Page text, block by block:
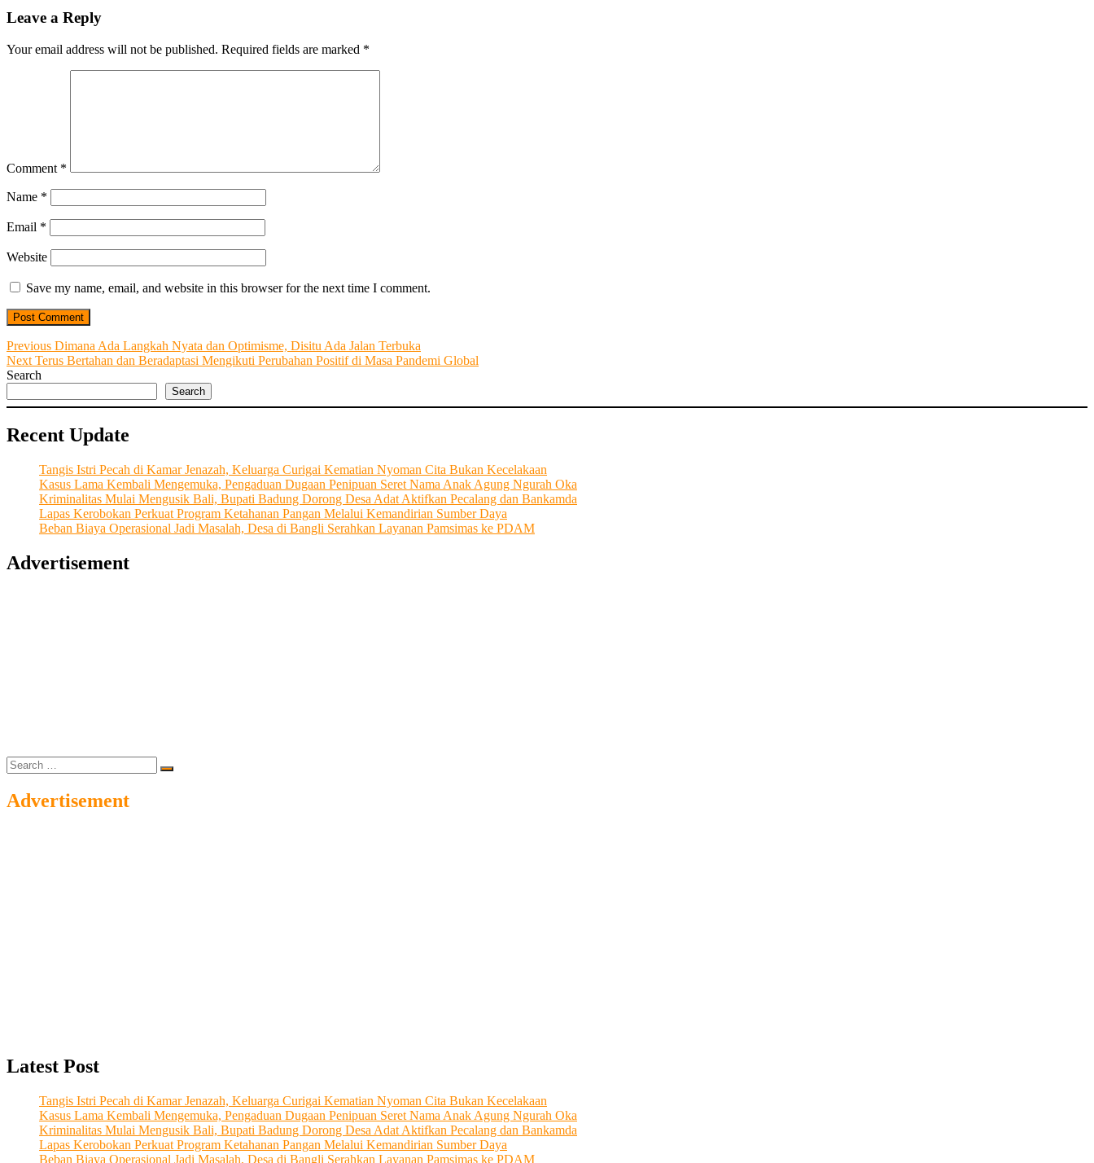
Leave a Reply
Your email address will not be published. Required fields are marked *
Comment *
Name *
Email *
Website
Save my name, email, and website in this browser for the next time I comment.
Post
navigation
Previous Previous
post:
Dimana Ada Langkah Nyata dan Optimisme, Disitu Ada Jalan Terbuka
Next Next
post:
Terus Bertahan dan Beradaptasi Mengikuti Perubahan Positif di Masa Pandemi Global
Search
Search
Recent Update
Tangis Istri Pecah di Kamar Jenazah, Keluarga Curigai Kematian Nyoman Cita Bukan Kecelakaan
Kasus Lama Kembali Mengemuka, Pengaduan Dugaan Penipuan Seret Nama Anak Agung Ngurah Oka
Kriminalitas Mulai Mengusik Bali, Bupati Badung Dorong Desa Adat Aktifkan Pecalang dan Bankamda
Lapas Kerobokan Perkuat Program Ketahanan Pangan Melalui Kemandirian Sumber Daya
Beban Biaya Operasional Jadi Masalah, Desa di Bangli Serahkan Layanan Pamsimas ke PDAM
Advertisement
Search
…
Advertisement
Latest Post
Tangis Istri Pecah di Kamar Jenazah, Keluarga Curigai Kematian Nyoman Cita Bukan Kecelakaan
Kasus Lama Kembali Mengemuka, Pengaduan Dugaan Penipuan Seret Nama Anak Agung Ngurah Oka
Kriminalitas Mulai Mengusik Bali, Bupati Badung Dorong Desa Adat Aktifkan Pecalang dan Bankamda
Lapas Kerobokan Perkuat Program Ketahanan Pangan Melalui Kemandirian Sumber Daya
Beban Biaya Operasional Jadi Masalah, Desa di Bangli Serahkan Layanan Pamsimas ke PDAM